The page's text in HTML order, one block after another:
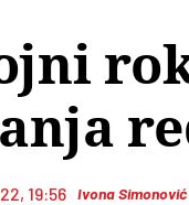
19:56 Ivona Simonović